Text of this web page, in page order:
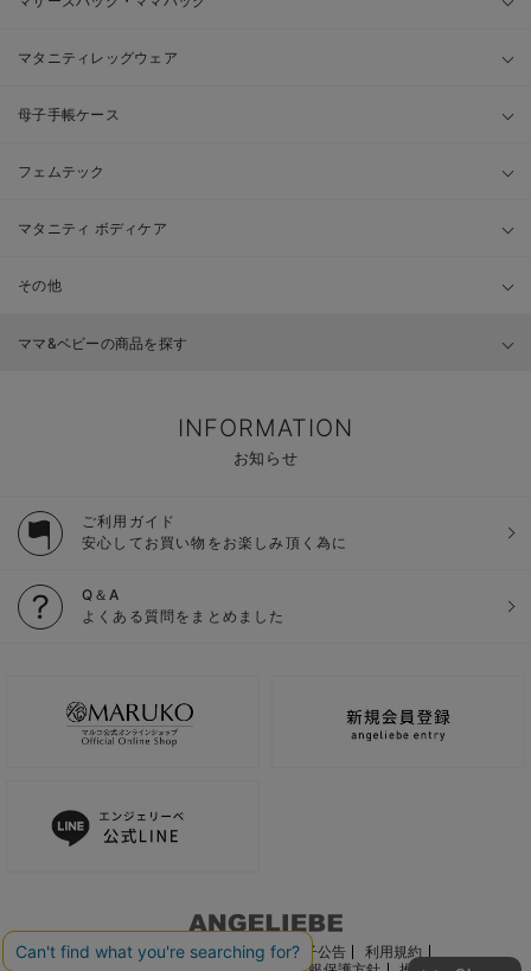
マタニティレッグウェア
母子手帳ケース
フェムテック
マタニティ ボディケア
その他
ママ&ベビーの商品を探す
INFORMATION
お知らせ
ご利用ガイド
安心してお買い物をお楽しみ頂く為に
Q＆A
よくある質問をまとめました
ご利用ガイド 会社概要 電子公告
利用規約